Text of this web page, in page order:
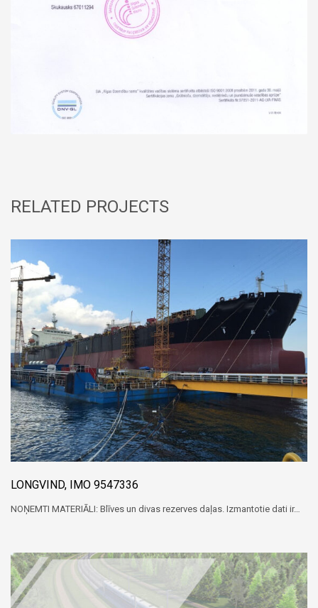
RELATED PROJECTS
LONGVIND, IMO 9547336
NOŅEMTI MATERIĀLI: Blīves un divas rezerves daļas. Izmantotie dati ir…